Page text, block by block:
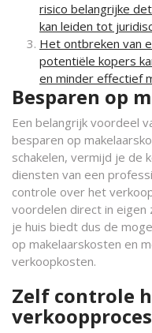
risico belangrijke
kan leiden tot
Het ontbreken van
potentiële kopers
en minder effectief
Besparen op
Een belangrijk voordeel
besparen op
schakelen, vermijd je de
diensten van een
controle over het
voordelen direct in eigen
je huis biedt dus de
op makelaarskosten en
verkoopkosten.
Zelf controle
verkoopproces